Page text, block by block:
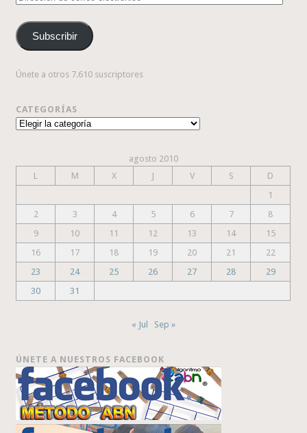
correo
electrónico
Subscribir
Únete a otros 7.610 suscriptores
CATEGORÍAS
Categorías
agosto 2010
L
M X J V S
D
1
2
3 4 5 6 7
8
9
10 11 12 13 14
15
16
17 18 19 20 21
22
23
24 25 26 27 28
29
30
31
« Jul Sep »
ÚNETE A NUESTROS FACEBOOK